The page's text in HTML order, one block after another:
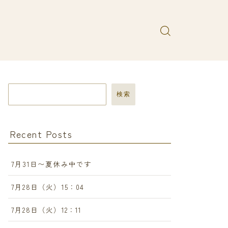
検索
Recent Posts
7月31日〜夏休み中です
7月28日（火）15：04
7月28日（火）12：11